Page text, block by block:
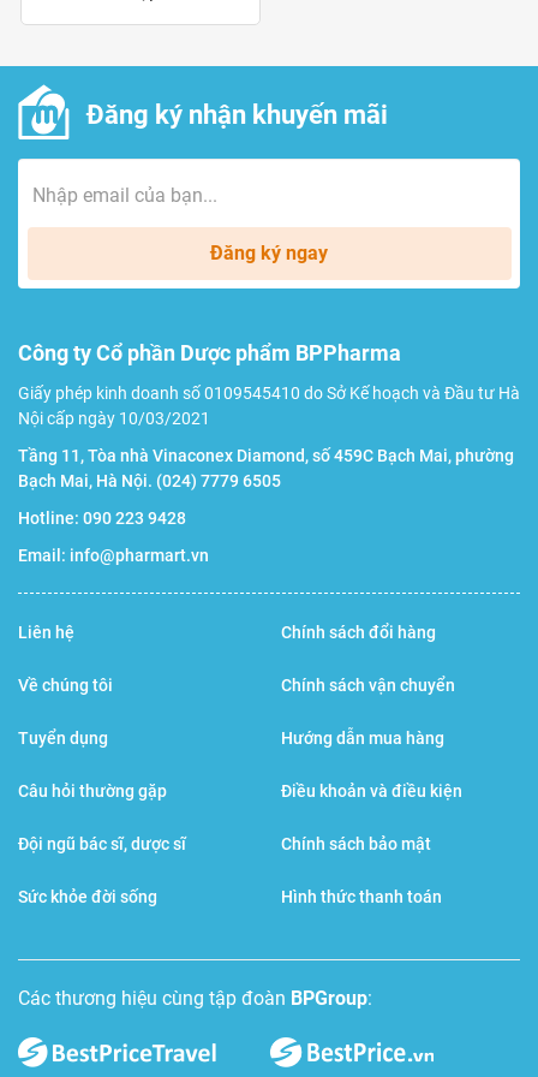
Giúp tăng chuyển hoá và hấp thu dưỡng chất, giúp
trẻ tăng cân nặng và phát triển chiều cao.
Đối tượng sử dụng
miệng do thiếu những vi chất quan trọng như Kẽm và
Trẻ biếng ăn, chuyển hoá thức ăn và hấp thu dinh
suy dinh dưỡng.
Lưu ý
Sản phẩm này không phải là thuốc và không có tác
dụng thay thế thuốc chữa bệnh.
Bảo quản
Bảo quản nơi khô ráo, tránh ánh sáng trực tiếp
Đăng ký nhận khuyến mãi
Đăng ký ngay
Công ty Cổ phần Dược phẩm BPPharma
Giấy phép kinh doanh số 0109545410 do Sở Kế hoạch và Đầu tư Hà
Nội cấp ngày 10/03/2021
Tầng 11, Tòa nhà Vinaconex Diamond, số 459C Bạch Mai, phường
Bạch Mai, Hà Nội. (024) 7779 6505
Hotline: 090 223 9428
Email: info@pharmart.vn
Liên hệ
Về chúng tôi
Tuyển dụng
Câu hỏi thường gặp
Đội ngũ bác sĩ, dược sĩ
Sức khỏe đời sống
Chính sách đổi hàng
Chính sách vận chuyển
Hướng dẫn mua hàng
Điều khoản và điều kiện
Chính sách bảo mật
Hình thức thanh toán
Các thương hiệu cùng tập đoàn BPGroup: